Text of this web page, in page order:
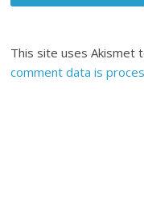
This site uses Akismet
comment data is